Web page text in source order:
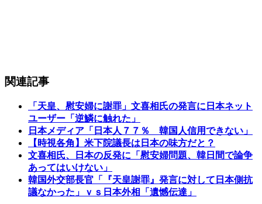
関連記事
「天皇、慰安婦に謝罪」文喜相氏の発言に日本ネット
ユーザー「逆鱗に触れた」
日本メディア「日本人７７％ 韓国人信用できない」
【時視各角】米下院議長は日本の味方だと？
文喜相氏、日本の反発に「慰安婦問題、韓日間で論争
あってはいけない」
韓国外交部長官「『天皇謝罪』発言に対して日本側抗
議なかった」ｖｓ日本外相「遺憾伝達」